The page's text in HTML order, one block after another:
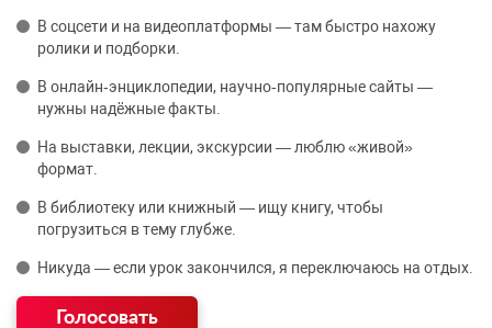
В соцсети и на видеоплатформы — там быстро нахожу
ролики и подборки.
В онлайн‑энциклопедии, научно‑популярные сайты —
нужны надёжные факты.
На выставки, лекции, экскурсии — люблю «живой»
формат.
В библиотеку или книжный — ищу книгу, чтобы
погрузиться в тему глубже.
Никуда — если урок закончился, я переключаюсь на отдых.